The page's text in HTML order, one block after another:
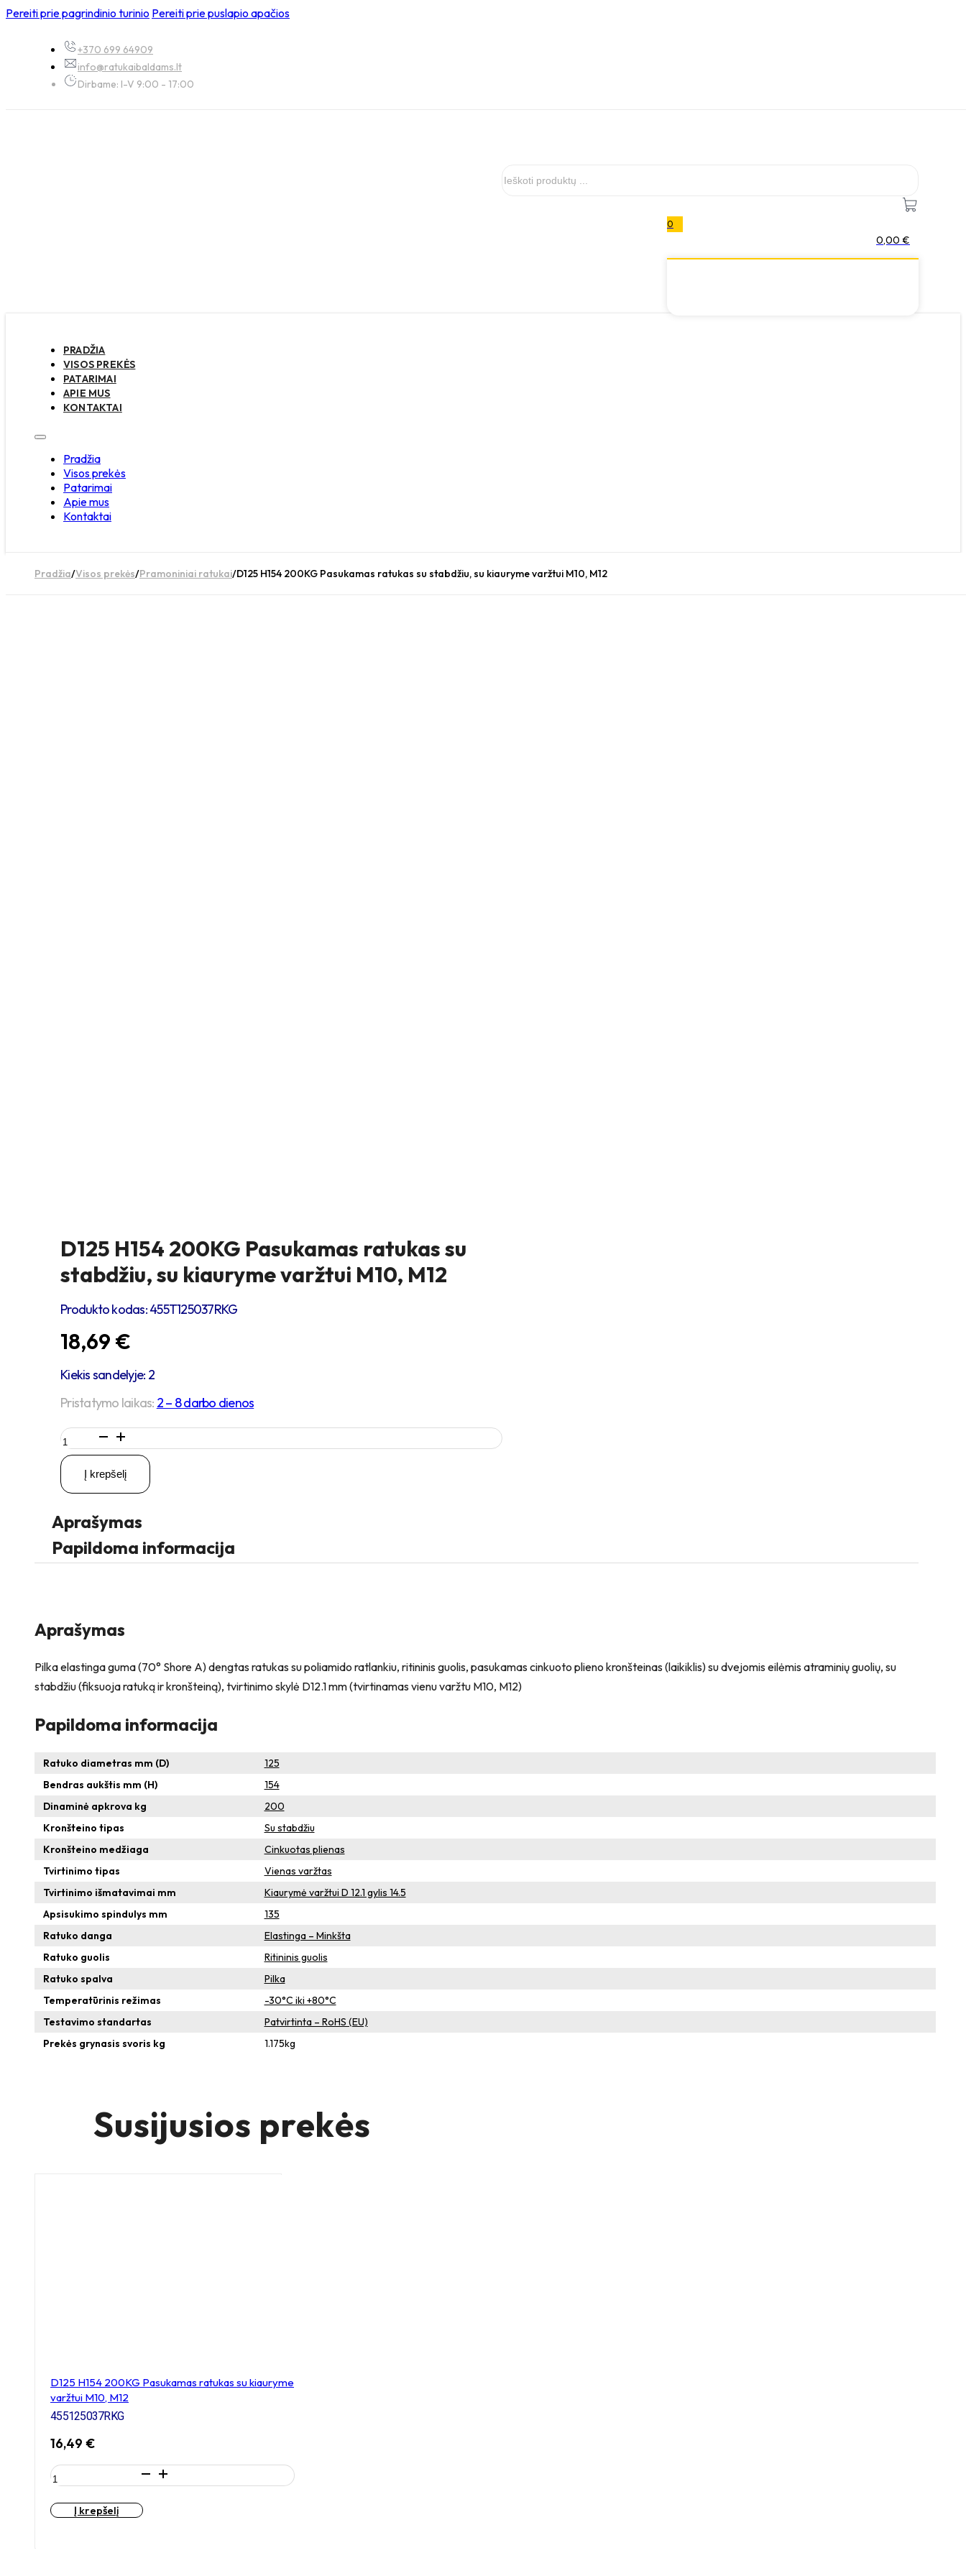
Pereiti prie pagrindinio turinio Pereiti prie puslapio apačios
+370 699 64909
info@ratukaibaldams.lt
Dirbame: I-V 9:00 - 17:00
0
0,00 €
PRADŽIA
VISOS PREKĖS
PATARIMAI
APIE MUS
KONTAKTAI
Pradžia
Visos prekės
Patarimai
Apie mus
Kontaktai
Pradžia/Visos prekės/Pramoniniai ratukai/D125 H154 200KG Pasukamas ratukas su stabdžiu, su kiauryme varžtui M10, M12
D125 H154 200KG Pasukamas ratukas su
stabdžiu, su kiauryme varžtui M10, M12
Produkto kodas:455T125037RKG
18,69 €
Kiekis sandelyje: 2
Pristatymo laikas: 2 – 8 darbo dienos
produkto
kiekis:
D125
H154
200KG
ratukas
su
stabdžiu,
su
M12
Į krepšelį
Aprašymas
Papildoma informacija
Aprašymas
Pilka elastinga guma (70° Shore A) dengtas ratukas su poliamido ratlankiu, ritininis guolis, pasukamas cinkuoto plieno kronšteinas (laikiklis) su dvejomis eilėmis atraminių guolių, su
stabdžiu (fiksuoja ratuką ir kronšteiną), tvirtinimo skylė D12.1 mm (tvirtinamas vienu varžtu M10, M12)
Papildoma informacija
Ratuko diametras mm (D)
125
Bendras aukštis mm (H)
154
Dinaminė apkrova kg
200
Kronšteino tipas
Su stabdžiu
Kronšteino medžiaga
Cinkuotas plienas
Tvirtinimo tipas
Vienas varžtas
Tvirtinimo išmatavimai mm
Kiaurymė varžtui D 12.1 gylis 14.5
Apsisukimo spindulys mm
135
Ratuko danga
Elastinga – Minkšta
Ratuko guolis
Ritininis guolis
Ratuko spalva
Pilka
Temperatūrinis režimas
-30°C iki +80°C
Testavimo standartas
Patvirtinta – RoHS (EU)
Prekės grynasis svoris kg
1.175kg
Susijusios prekės
D125 H154 200KG Pasukamas ratukas su kiauryme
varžtui M10, M12
455125037RKG
16,49 €
produkto
kiekis:
D125
H154Į krepšelį